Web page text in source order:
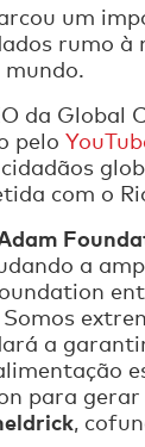
um
rumo à
da Global
pelo
com o
a
a
para
,